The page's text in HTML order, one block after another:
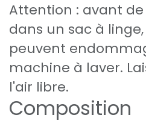
Attention : avant
dans un sac à
peuvent
machine à laver.
l'air libre.
Composition